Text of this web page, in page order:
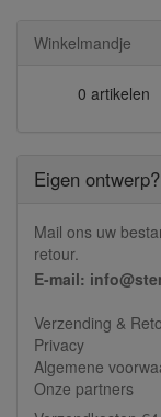
Winkelmandje
0 artikelen
Eigen ontwerp?
Mail ons uw
retour.
E-mail:
Verzending &
Privacy
Algemene
Onze partners